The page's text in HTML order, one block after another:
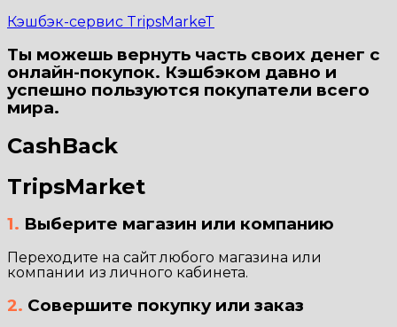
Кэшбэк-сервис TripsMarkeT
Ты можешь вернуть часть своих денег с
онлайн-покупок. Кэшбэком давно и
успешно пользуются покупатели всего
мира.
CashBack
TripsMarket
1. Выберите магазин или компанию
Переходите на сайт любого магазина или
компании из личного кабинета.
2. Совершите покупку или заказ